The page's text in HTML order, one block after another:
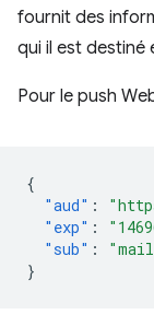
fournit des
qui il est destiné
Pour le push
{
"aud" :
"exp" :
"sub" :
}